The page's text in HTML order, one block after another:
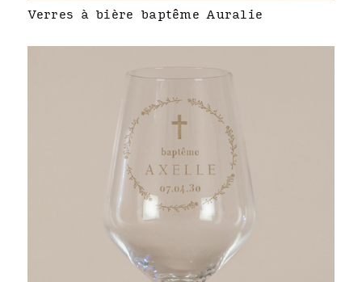
Verres à bière baptême Auralie